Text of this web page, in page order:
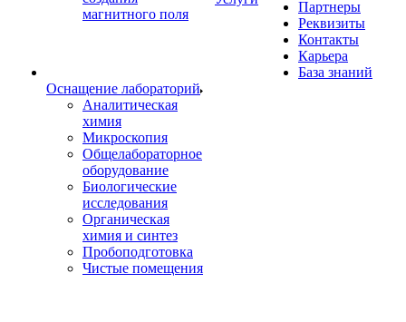
магнитного поля
Оснащение лабораторий
Аналитическая
химия
Микроскопия
Общелабораторное
оборудование
Биологические
исследования
Органическая
химия и синтез
Пробоподготовка
Чистые помещения
Партнеры
Реквизиты
Контакты
Карьера
База знаний